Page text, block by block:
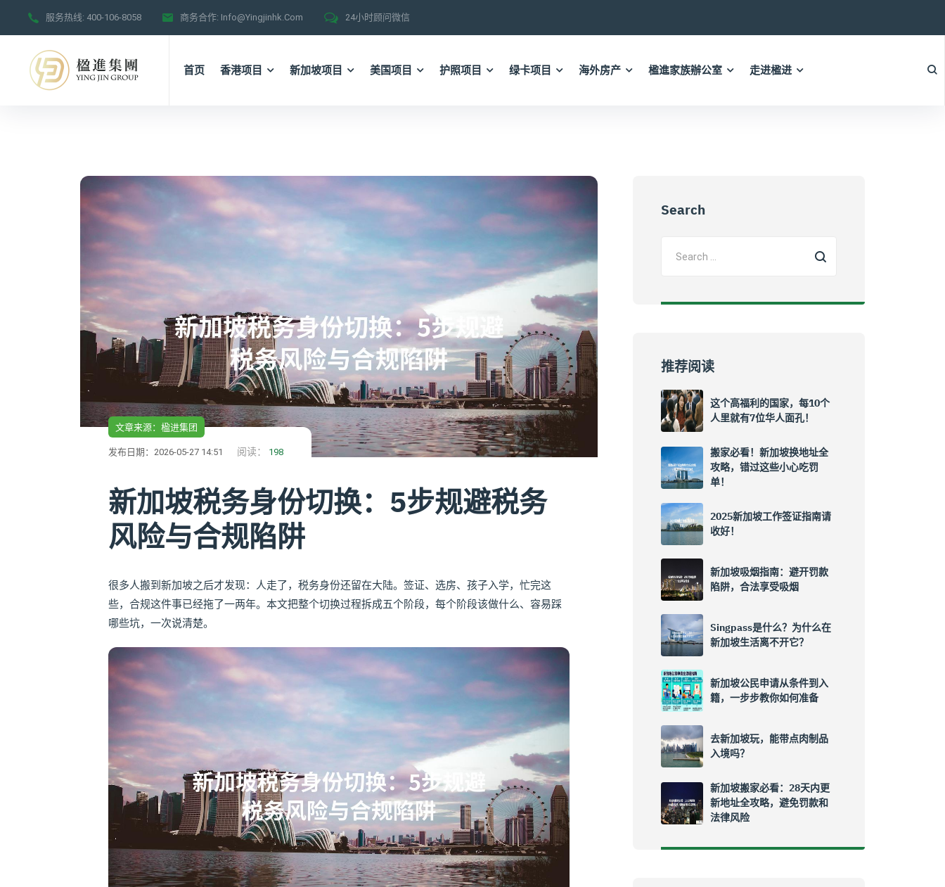
服务热线: 400-106-8058 商务合作: Info@yingjinhk.com 24小时顾问微信
首页 香港项目 新加坡项目 美国项目 护照项目 绿卡项目 海外房产 楹進家族辦公室 走进楹进
文章来源：楹进集团
发布日期：2026-05-27 14:51 阅读： 198
新加坡税务身份切换：5步规避税务
风险与合规陷阱
很多人搬到新加坡之后才发现：人走了，税务身份还留在大陆。签证、选房、孩子入学，忙完这
些，合规这件事已经拖了一两年。本文把整个切换过程拆成五个阶段，每个阶段该做什么、容易踩
哪些坑，一次说清楚。
Search
推荐阅读
这个高福利的国家，每10个
人里就有7位华人面孔！
搬家必看！新加坡换地址全
攻略，错过这些小心吃罚
单！
2025新加坡工作签证指南请
收好！
新加坡吸烟指南：避开罚款
陷阱，合法享受吸烟
Singpass是什么？为什么在
新加坡生活离不开它？
新加坡公民申请从条件到入
籍，一步步教你如何准备
去新加坡玩，能带点肉制品
入境吗？
新加坡搬家必看：28天内更
新地址全攻略，避免罚款和
法律风险